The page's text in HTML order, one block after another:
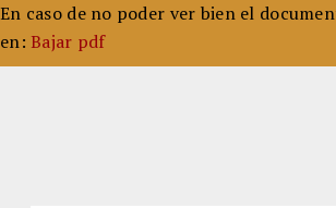
En caso de no poder ver bien el
en:Bajar pdf